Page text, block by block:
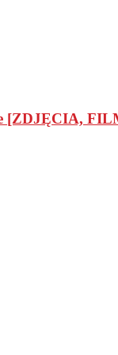
[ZDJĘCIA,